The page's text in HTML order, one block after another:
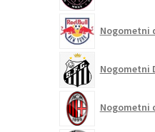
Nogometni
Nogometni
Nogometni